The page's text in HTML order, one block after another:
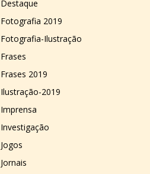
Destaque
Fotografia 2019
Fotografia-Ilustração
Frases
Frases 2019
Ilustração-2019
Imprensa
Investigação
Jogos
Jornais